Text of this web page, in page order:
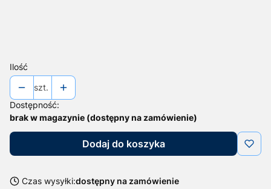
Ilość
szt.
Dostępność:
brak w magazynie (dostępny na zamówienie)
Dodaj do koszyka
Czas wysyłki:dostępny na zamówienie